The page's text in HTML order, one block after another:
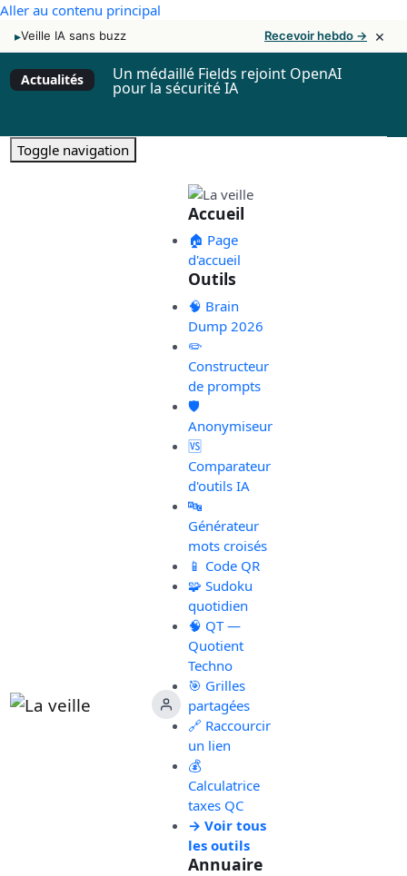
Aller au contenu principal
▸Veille IA sans buzz Recevoir hebdo → ×
Actualités Un médaillé Fields rejoint OpenAI
pour la sécurité IA
Toggle navigation
Accueil
🏠 Page
d'accueil
Outils
🧠 Brain
Dump 2026
✏️
Constructeur
de prompts
🛡️
Anonymiseur
🆚
Comparateur
d'outils IA
🔤
Générateur
mots croisés
📱 Code QR
🧩 Sudoku
quotidien
🧠 QT —
Quotient
Techno
🎯 Grilles
partagées
🔗 Raccourcir
un lien
💰
Calculatrice
taxes QC
→ Voir tous
les outils
Annuaire